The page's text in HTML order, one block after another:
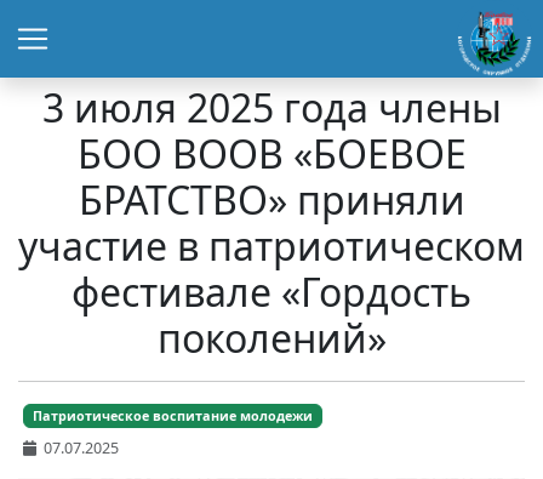
3 июля 2025 года члены
БОО ВООВ «БОЕВОЕ
БРАТСТВО» приняли
участие в патриотическом
фестивале «Гордость
поколений»
Патриотическое воспитание молодежи
07.07.2025